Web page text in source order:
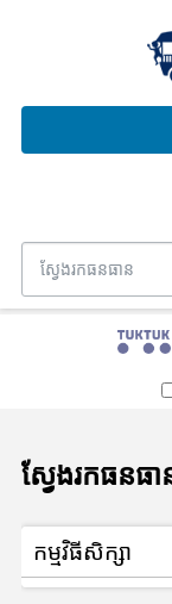
ស្វែងរកធនធា
កម្មវិធីសិក្សា